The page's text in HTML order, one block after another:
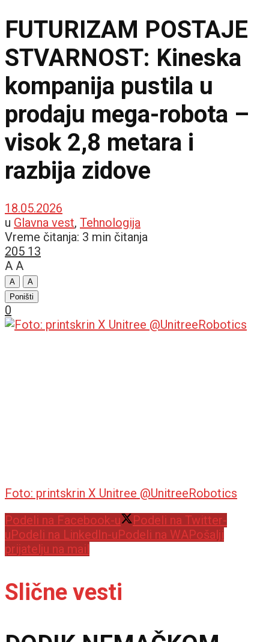
FUTURIZAM POSTAJE
STVARNOST: Kineska
kompanija pustila u
prodaju mega-robota –
visok 2,8 metara i
razbija zidove
18.05.2026
u Glavna vest, Tehnologija
Vreme čitanja: 3 min čitanja
205 13
A A
A
A
Poništi
0
Foto: printskrin X Unitree @UnitreeRobotics
Podeli na Facebook-u
Podeli na Twitter-
uPodeli na LinkedIn-uPodeli na WAPošalji
prijatelju na mail
Slične vesti